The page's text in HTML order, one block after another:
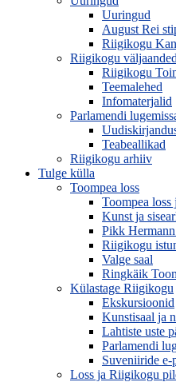
Uuringud
August Rei
Riigikogu
Riigikogu väljaanded
Riigikogu
Teemalehed
Infomaterjalid
Parlamendi
Teabeallikad
Riigikogu arhiiv
Tulge külla
Toompea loss
Toompea
Kunst ja
Pikk
Riigikogu
Valge saal
Ringkäik
Külastage Riigikogu
Ekskursioonid
Kunstisaal ja
Lahtiste uste
Parlamendi
Suveniiride e-
Loss ja Riigikogu